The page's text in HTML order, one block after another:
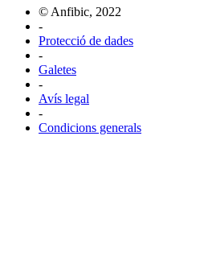
© Anfibic, 2022
-
Protecció de dades
-
Galetes
-
Avís legal
-
Condicions generals